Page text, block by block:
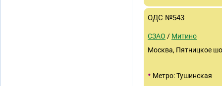
ОДС №543
СЗАО / Митино
Москва, Пятницкое
• Метро: Тушинская